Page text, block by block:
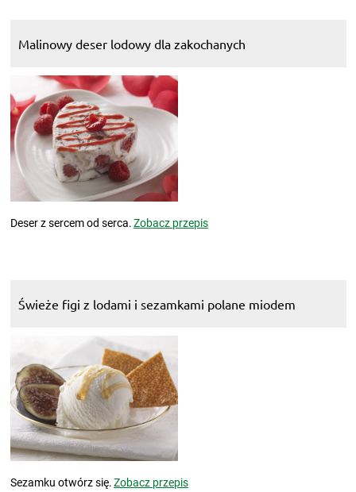
Malinowy deser lodowy dla zakochanych
Deser z sercem od serca.Zobacz przepis
Świeże figi z lodami i sezamkami polane miodem
Sezamku otwórz się.Zobacz przepis